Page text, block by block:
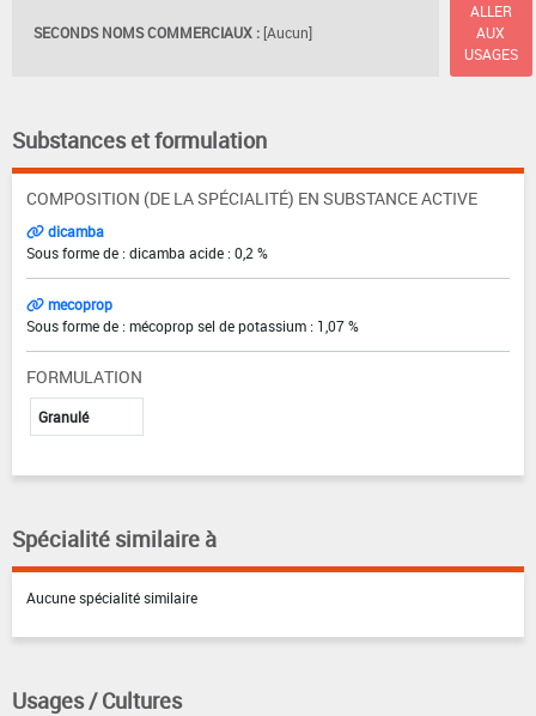
SECONDS NOMS COMMERCIAUX : [Aucun]
ALLER
AUX
USAGES
Substances et formulation
COMPOSITION (DE LA SPÉCIALITÉ) EN SUBSTANCE ACTIVE
dicamba
Sous forme de : dicamba acide : 0,2 %
mecoprop
Sous forme de : mécoprop sel de potassium : 1,07 %
FORMULATION
Granulé
Spécialité similaire à
Aucune spécialité similaire
Usages / Cultures